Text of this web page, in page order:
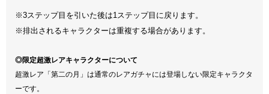
※3ステップ目を引いた後は1ステップ目に戻ります。
※排出されるキャラクターは重複する場合があります。
◎限定超激レアキャラクターについて
超激レア「第二の月」は通常のレアガチャには登場しない限定キャラクタ
ーです。